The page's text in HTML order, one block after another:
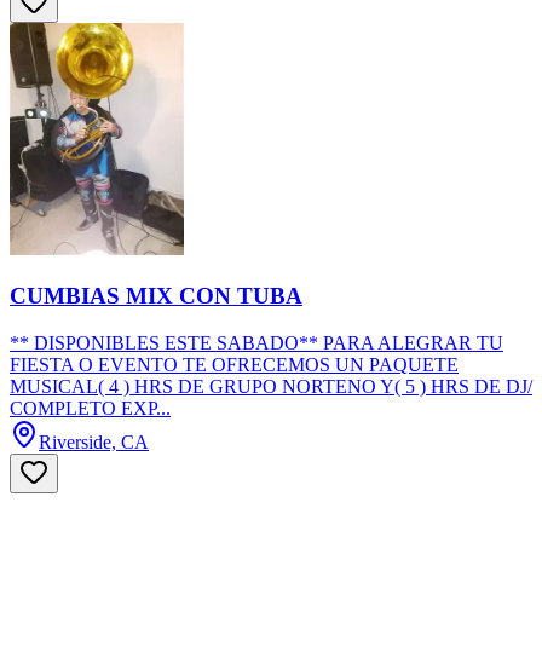
CUMBIAS MIX CON TUBA
** DISPONIBLES ESTE SABADO** PARA ALEGRAR TU
FIESTA O EVENTO TE OFRECEMOS UN PAQUETE
MUSICAL( 4 ) HRS DE GRUPO NORTENO Y( 5 ) HRS DE DJ/
COMPLETO EXP...
Riverside, CA